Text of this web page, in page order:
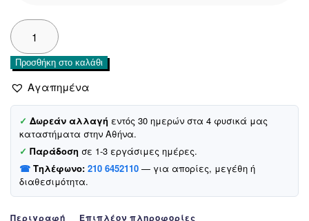
Tasgiran
μαγιό
μπικίνι
«Green
Furbelow»
ποσότητα
Προσθήκη στο καλάθι
Αγαπημένα
✓ Δωρεάν αλλαγή εντός 30 ημερών στα 4 φυσικά μας
καταστήματα στην Αθήνα.
✓ Παράδοση σε 1-3 εργάσιμες ημέρες.
☎ Τηλέφωνο: 210 6452110 — για απορίες, μεγέθη ή
διαθεσιμότητα.
Περιγραφή Επιπλέον πληροφορίες